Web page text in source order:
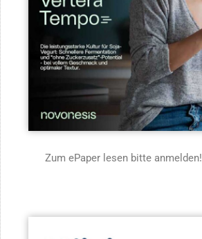
Zum ePaper lesen bitte anmelden!